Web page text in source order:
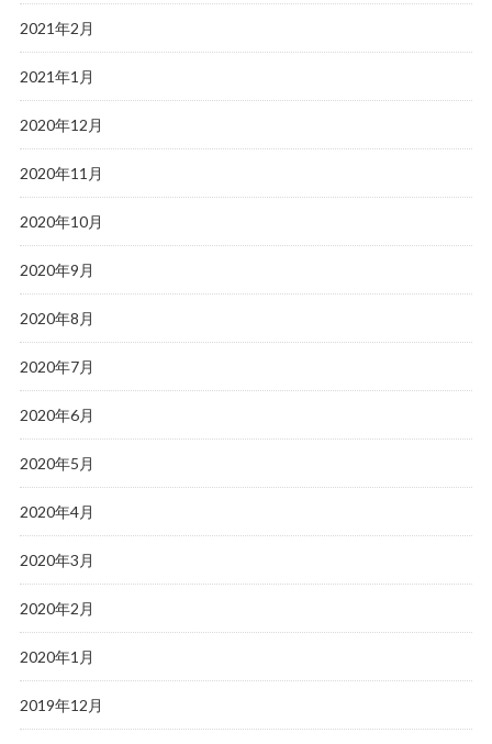
2021年2月
2021年1月
2020年12月
2020年11月
2020年10月
2020年9月
2020年8月
2020年7月
2020年6月
2020年5月
2020年4月
2020年3月
2020年2月
2020年1月
2019年12月